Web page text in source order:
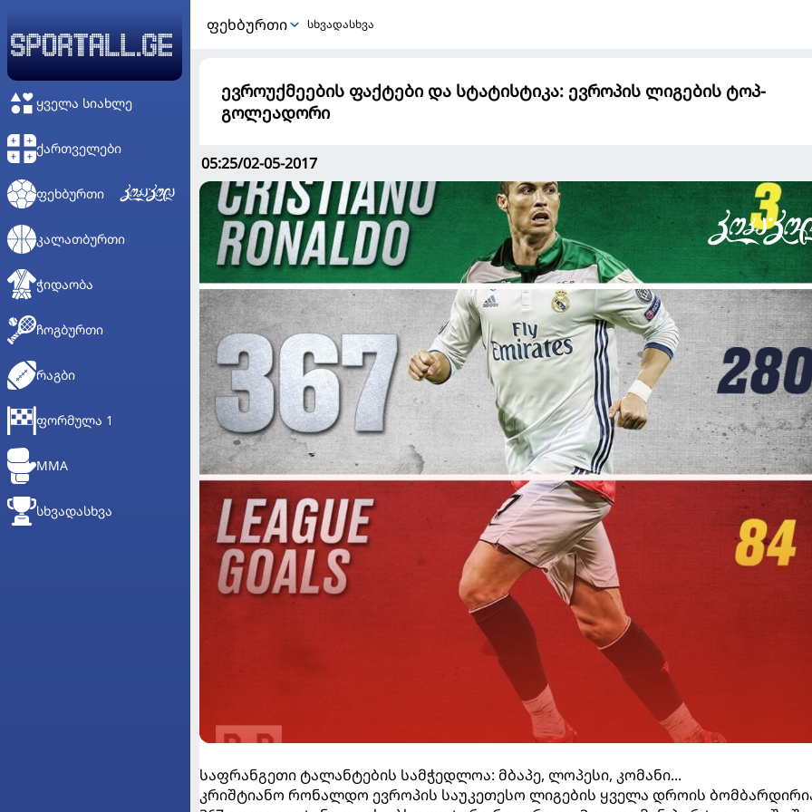
ᲧᲕᲔᲚᲐ ᲡᲘᲐᲮᲚᲔ
ᲥᲐᲠᲗᲕᲔᲚᲔᲑᲘ
ᲤᲔᲮᲑᲣᲠᲗᲘ
ᲙᲐᲚᲐᲗᲑᲣᲠᲗᲘ
ᲭᲘᲓᲐᲝᲑᲐ
ᲩᲝᲒᲑᲣᲠᲗᲘ
ᲠᲐᲒᲑᲘ
ᲤᲝᲠᲛᲣᲚᲐ 1
MMA
ᲡᲮᲕᲐᲓᲐᲡᲮᲕᲐ
ᲤᲔᲮᲑᲣᲠᲗᲘ სხვადასხვა
ევროუქმეების ფაქტები და სტატისტიკა: ევროპის ლიგების ტოპ-
გოლეადორი
05:25/02-05-2017
საფრანგეთი ტალანტების სამჭედლოა: მბაპე, ლოპესი, კომანი...
კრიშტიანო რონალდო ევროპის საუკეთესო ლიგების ყველა დროის